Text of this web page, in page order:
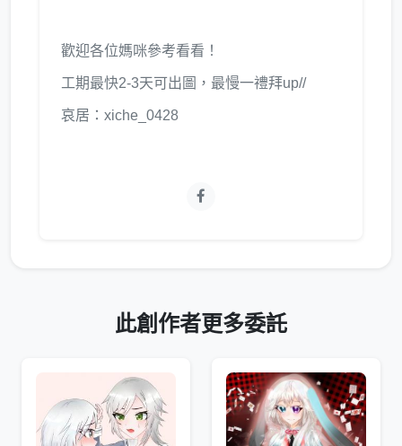
歡迎各位媽咪參考看看！
工期最快2-3天可出圖，最慢一禮拜up//
哀居：xiche_0428
此創作者更多委託